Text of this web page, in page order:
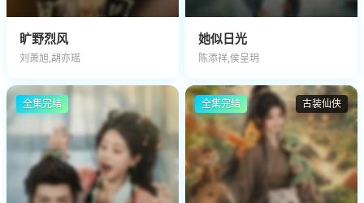
旷野烈风
刘萧旭,胡亦瑶
她似日光
陈添祥,侯呈玥
全集完结 古装仙侠
全集完结